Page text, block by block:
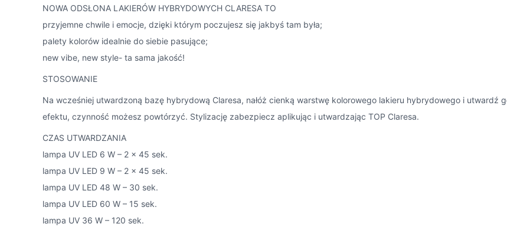
NOWA ODSŁONA LAKIERÓW HYBRYDOWYCH CLARESA TO
przyjemne chwile i emocje, dzięki którym poczujesz się jakbyś tam była;
palety kolorów idealnie do siebie pasujące;
new vibe, new style- ta sama jakość!
STOSOWANIE
Na wcześniej utwardzoną bazę hybrydową Claresa, nałóż cienką warstwę kolorowego lakieru hybrydowego i utwardź
efektu, czynność możesz powtórzyć. Stylizację zabezpiecz aplikując i utwardzając TOP Claresa.
CZAS UTWARDZANIA
lampa UV LED 6 W – 2 x 45 sek.
lampa UV LED 9 W – 2 x 45 sek.
lampa UV LED 48 W – 30 sek.
lampa UV LED 60 W – 15 sek.
lampa UV 36 W – 120 sek.